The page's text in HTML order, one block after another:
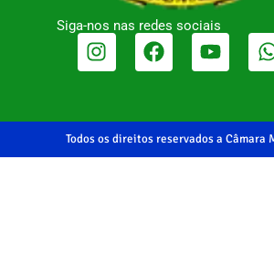
Siga-nos nas redes sociais
Todos os direitos reservados a